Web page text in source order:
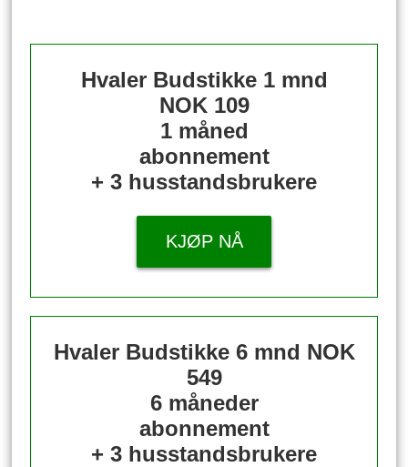
Hvaler Budstikke 1 mnd
NOK 109
1 måned
abonnement
+ 3 husstandsbrukere
KJØP NÅ
Hvaler Budstikke 6 mnd NOK
549
6 måneder
abonnement
+ 3 husstandsbrukere